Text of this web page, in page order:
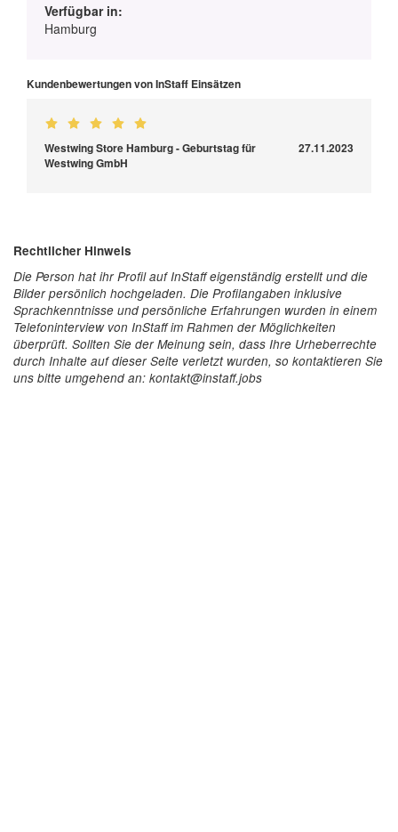
Verfügbar in:
Hamburg
Kundenbewertungen von InStaff Einsätzen
Westwing Store Hamburg - Geburtstag für
Westwing GmbH
27.11.2023
Rechtlicher Hinweis
Die Person hat ihr Profil auf InStaff eigenständig erstellt und die
Bilder persönlich hochgeladen. Die Profilangaben inklusive
Sprachkenntnisse und persönliche Erfahrungen wurden in einem
Telefoninterview von InStaff im Rahmen der Möglichkeiten
überprüft. Sollten Sie der Meinung sein, dass Ihre Urheberrechte
durch Inhalte auf dieser Seite verletzt wurden, so kontaktieren Sie
uns bitte umgehend an: kontakt@instaff.jobs